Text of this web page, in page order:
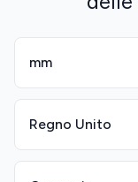
mm
Regno Unito